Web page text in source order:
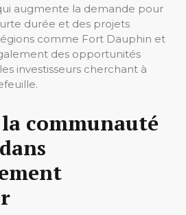
augmente la demande pour
durée et des projets
comme Fort Dauphin et
des opportunités
investisseurs cherchant à
communauté